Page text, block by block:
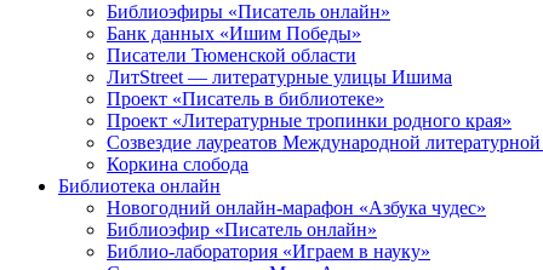
Библиоэфиры «Писатель онлайн»
Банк данных «Ишим Победы»
Писатели Тюменской области
ЛитStreet — литературные улицы Ишима
Проект «Писатель в библиотеке»
Проект «Литературные тропинки родного края»
Созвездие лауреатов Международной
Коркина слобода
Библиотека онлайн
Новогодний онлайн-марафон «Азбука чудес»
Библиоэфир «Писатель онлайн»
Библио-лаборатория «Играем в науку»